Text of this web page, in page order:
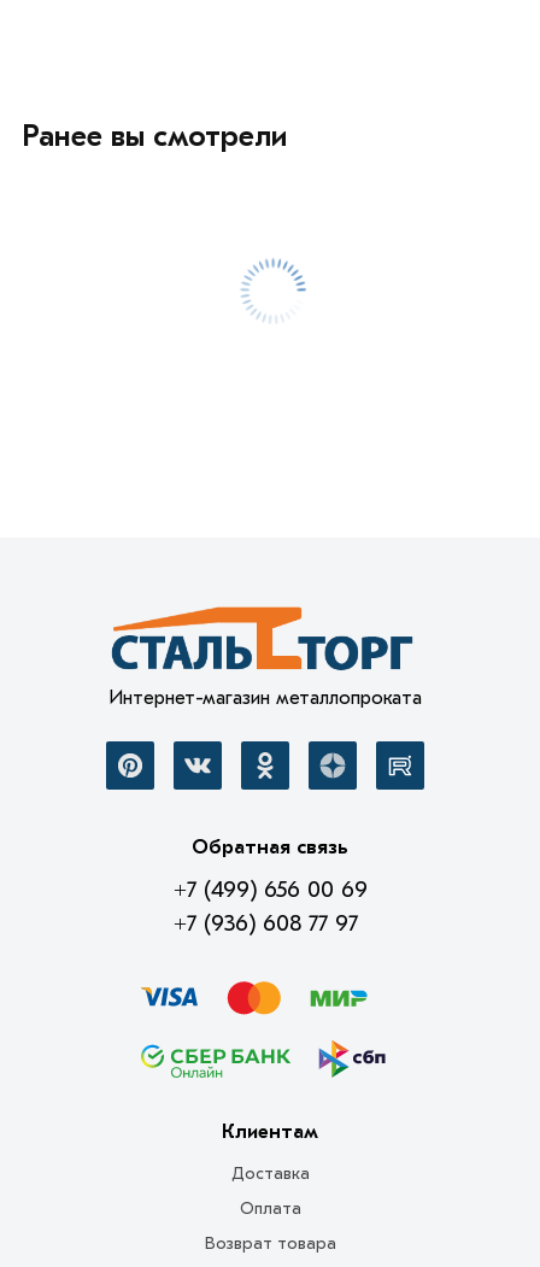
Ранее вы смотрели
Интернет-магазин металлопроката
Обратная связь
+7 (499) 656 00 69
+7 (936) 608 77 97
Клиентам
Доставка
Оплата
Возврат товара